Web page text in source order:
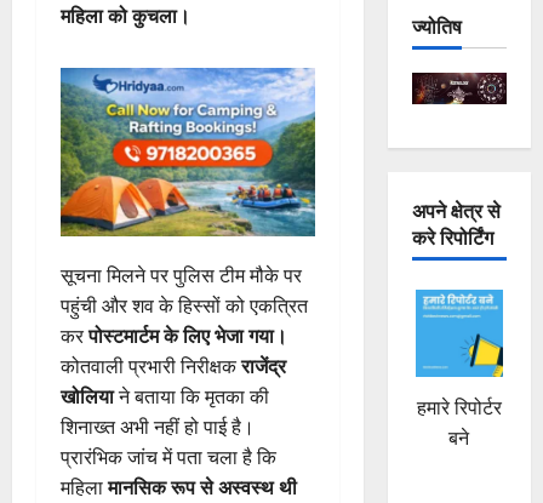
महिला को कुचला।
सूचना मिलने पर पुलिस टीम मौके पर
पहुंची और शव के हिस्सों को एकत्रित
करपोस्टमार्टम के लिए भेजा गया।
कोतवाली प्रभारी निरीक्षकराजेंद्र
खोलियाने बताया कि मृतका की
शिनाख्त अभी नहीं हो पाई है।
प्रारंभिक जांच में पता चला है कि
महिलामानसिक रूप से अस्वस्थ थी
ज्योतिष
अपने क्षेत्र से
करे रिपोर्टिंग
हमारे रिपोर्टर
बने